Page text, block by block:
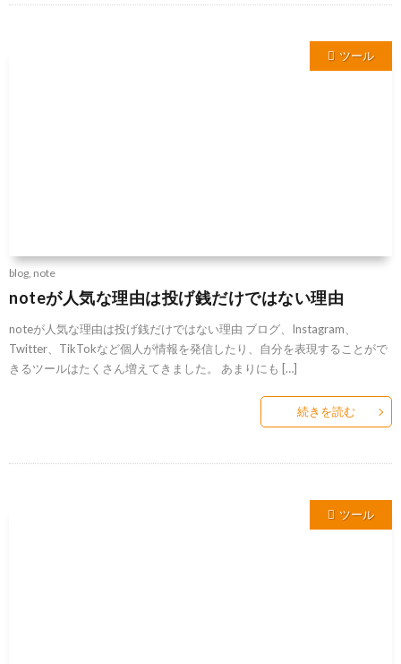
ツール
blog, note
noteが人気な理由は投げ銭だけではない理由
noteが人気な理由は投げ銭だけではない理由 ブログ、Instagram、
Twitter、TikTokなど個人が情報を発信したり、自分を表現することがで
きるツールはたくさん増えてきました。 あまりにも […]
続きを読む
ツール